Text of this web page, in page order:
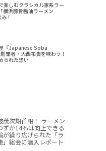
楽しむクラシカル家系ラー
横浜豚骨醤油ラーメン
！
『Japanese Soba
業者・大西祐貴を味わう！
られた想い
茂次期首相！ ラーメン
ずか14％は向上できる
が繰り広げられた「ラ
」総会に潜入レポート